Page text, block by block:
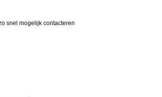
snel mogelijk contacteren